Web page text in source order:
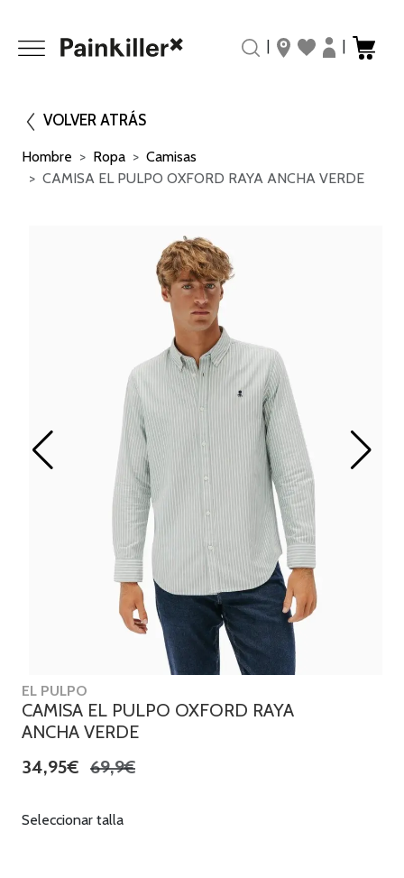
VOLVER ATRÁS
Hombre Ropa
Camisas
CAMISA EL PULPO OXFORD RAYA ANCHA VERDE
EL PULPO
CAMISA EL PULPO OXFORD RAYA
ANCHA VERDE
34,95€ 69,9€
Seleccionar talla